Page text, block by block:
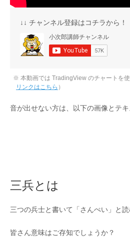
↓↓ チャンネル登録はコチラから！
※ 本動画では TradingView のチャートを
リンクはこちら ）
音が出せない方は、以下の画像とテ
三兵とは
三つの兵士と書いて「さんぺい」と読
皆さん意味はご存知でしょうか？